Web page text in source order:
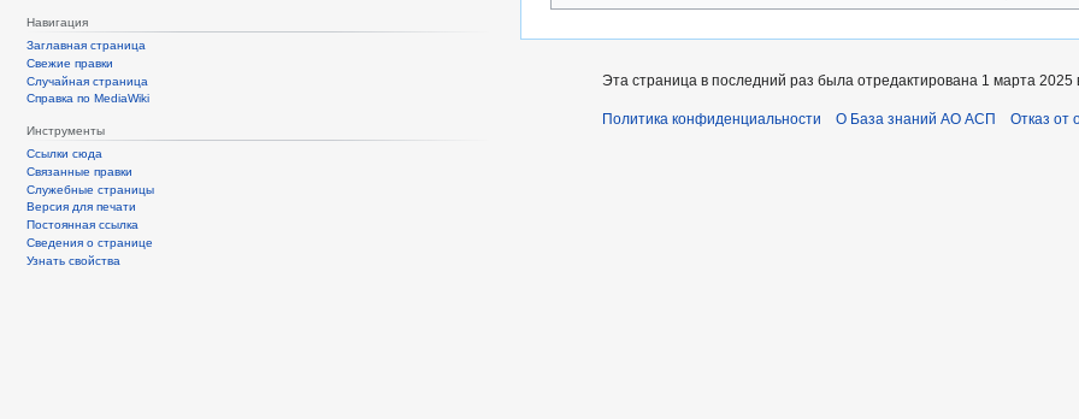
Навигация
Заглавная страница
Свежие правки
Случайная страница
Справка по MediaWiki
Инструменты
Ссылки сюда
Связанные правки
Служебные страницы
Версия для печати
Постоянная ссылка
Сведения о странице
Узнать свойства
Эта страница в последний раз была отредактирована 1 марта 2025
Политика конфиденциальности О База знаний АО АСП Отказ от